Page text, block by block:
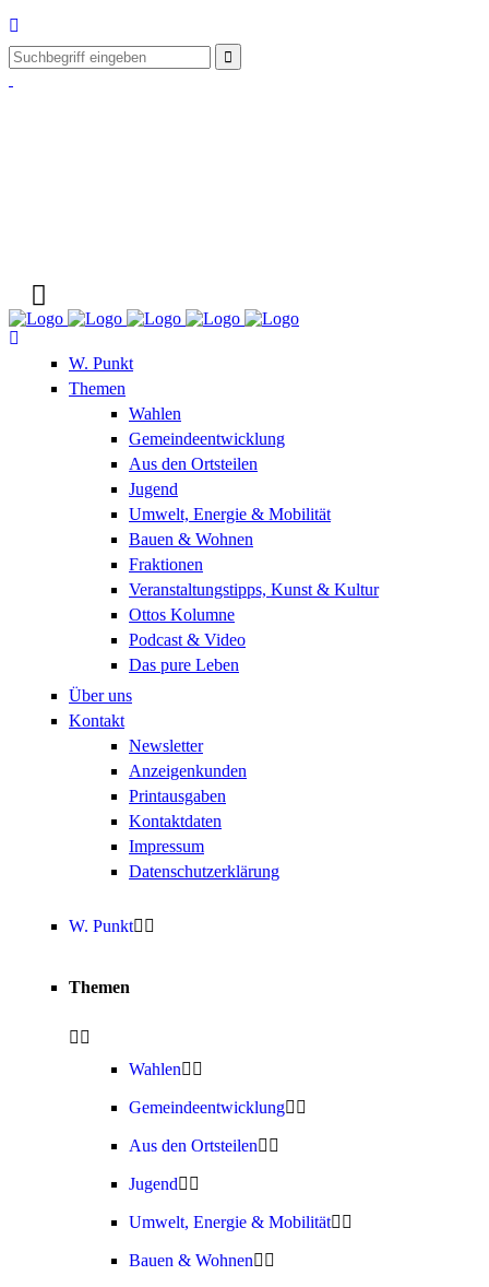
W. Punkt
Themen
Wahlen
Gemeindeentwicklung
Aus den Ortsteilen
Jugend
Umwelt, Energie & Mobilität
Bauen & Wohnen
Fraktionen
Veranstaltungstipps, Kunst & Kultur
Ottos Kolumne
Podcast & Video
Das pure Leben
Über uns
Kontakt
Newsletter
Anzeigenkunden
Printausgaben
Kontaktdaten
Impressum
Datenschutzerklärung
W. Punkt
Themen
Wahlen
Gemeindeentwicklung
Aus den Ortsteilen
Jugend
Umwelt, Energie & Mobilität
Bauen & Wohnen